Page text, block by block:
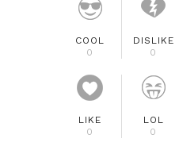
COOL
0
DISLIKE
0
LIKE
0
LOL
0